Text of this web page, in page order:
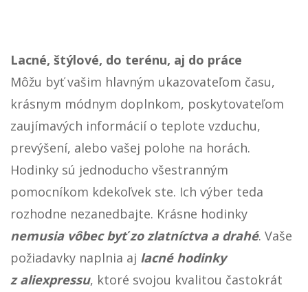
Lacné, štýlové, do terénu, aj do práce
Môžu byť vašim hlavným ukazovateľom času,
krásnym módnym doplnkom, poskytovateľom
zaujímavých informácií o teplote vzduchu,
prevýšení, alebo vašej polohe na horách.
Hodinky sú jednoducho všestranným
pomocníkom kdekoľvek ste. Ich výber teda
rozhodne nezanedbajte. Krásne hodinky
nemusia vôbec byť zo zlatníctva a drahé. Vaše
požiadavky naplnia aj lacné hodinky
z aliexpressu, ktoré svojou kvalitou častokrát